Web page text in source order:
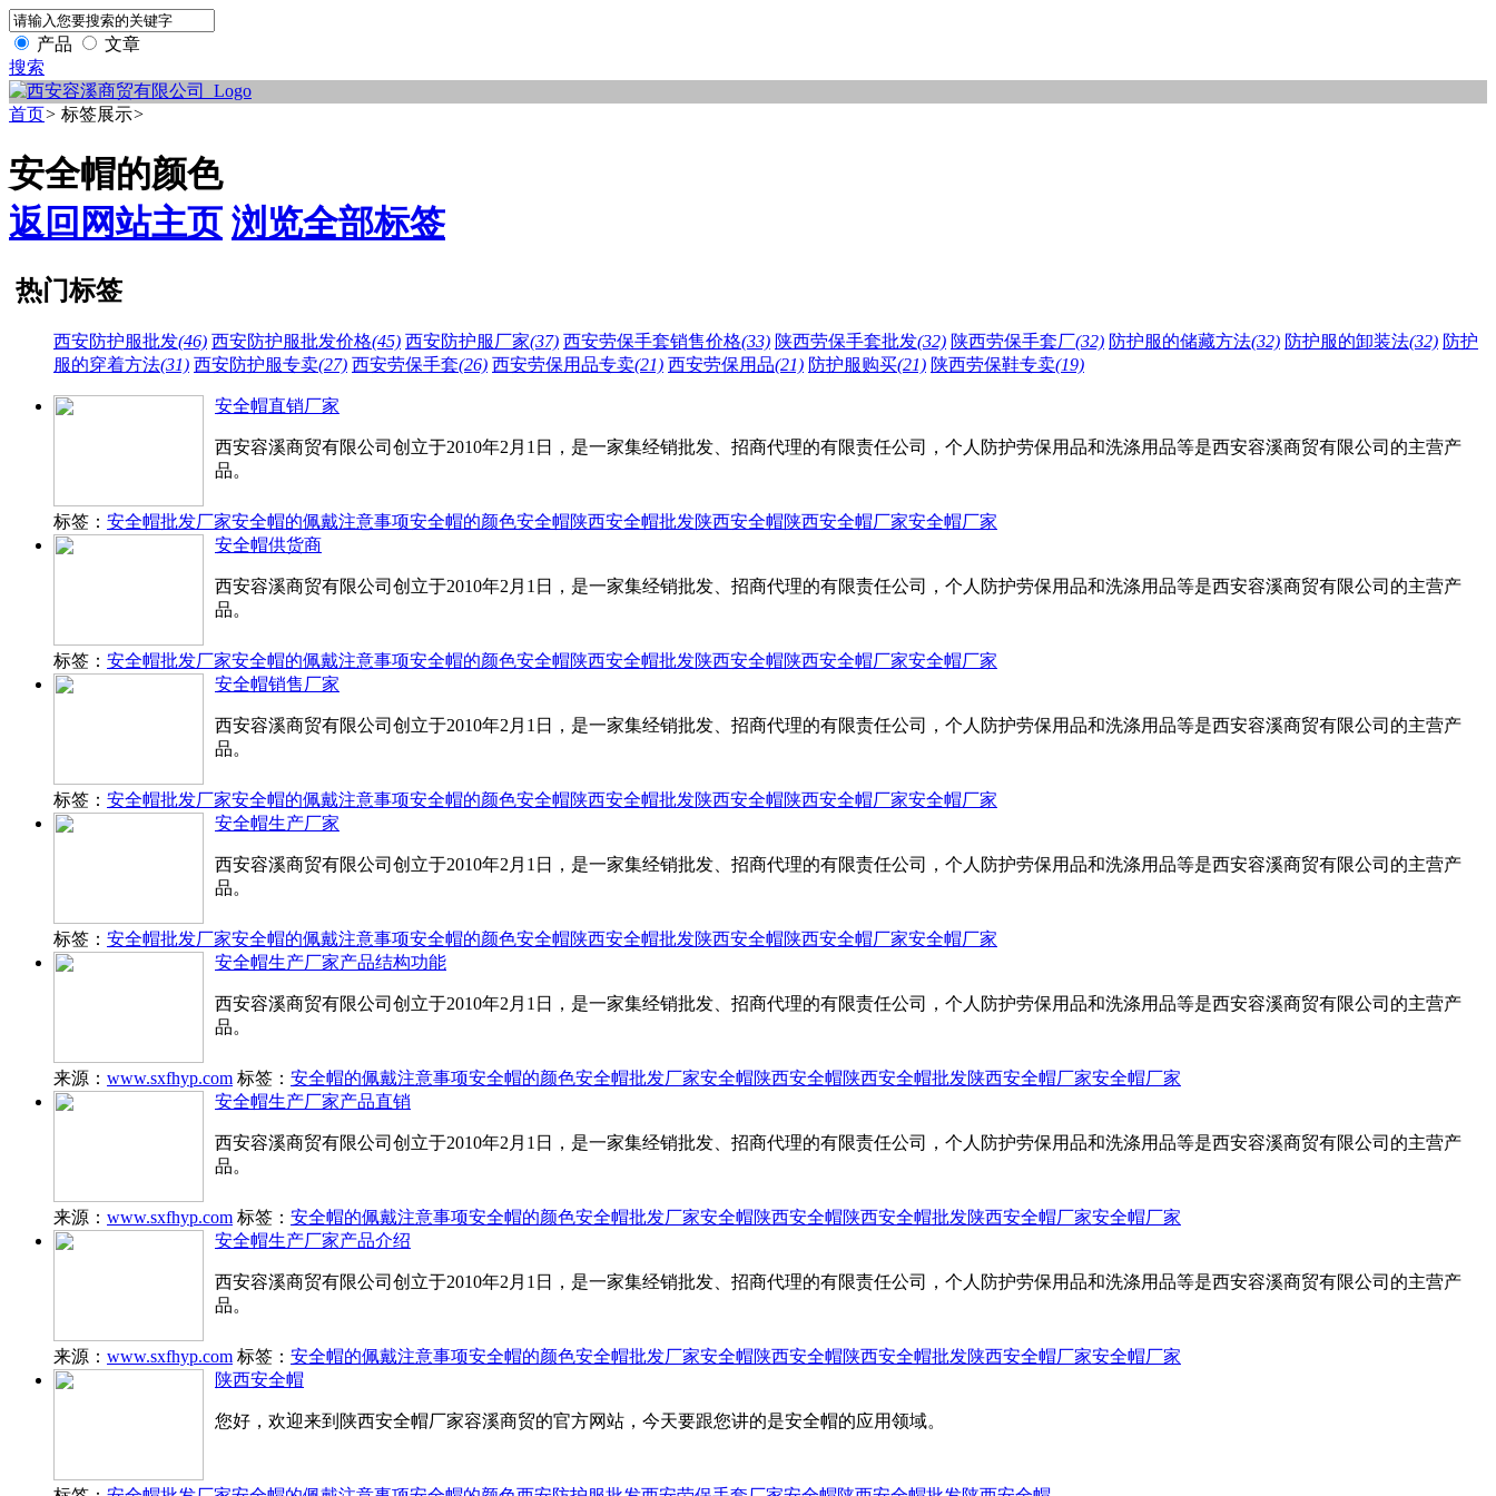
产品
文章
搜索
首页> 标签展示>
安全帽的颜色
返回网站主页 浏览全部标签
热门标签
西安防护服批发(46) 西安防护服批发价格(45) 西安防护服厂家(37) 西安劳保手套销售价格(33) 陕西劳保手套批发(32) 陕西劳保手套厂(32) 防护服的储藏方法(32) 防护服的卸装法(32) 防护
服的穿着方法(31) 西安防护服专卖(27) 西安劳保手套(26) 西安劳保用品专卖(21) 西安劳保用品(21) 防护服购买(21) 陕西劳保鞋专卖(19)
安全帽直销厂家
西安容溪商贸有限公司创立于2010年2月1日，是一家集经销批发、招商代理的有限责任公司，个人防护劳保用品和洗涤用品等是西安容溪商贸有限公司的主营产
品。
标签： 安全帽批发厂家安全帽的佩戴注意事项安全帽的颜色安全帽陕西安全帽批发陕西安全帽陕西安全帽厂家安全帽厂家
安全帽供货商
西安容溪商贸有限公司创立于2010年2月1日，是一家集经销批发、招商代理的有限责任公司，个人防护劳保用品和洗涤用品等是西安容溪商贸有限公司的主营产
品。
标签： 安全帽批发厂家安全帽的佩戴注意事项安全帽的颜色安全帽陕西安全帽批发陕西安全帽陕西安全帽厂家安全帽厂家
安全帽销售厂家
西安容溪商贸有限公司创立于2010年2月1日，是一家集经销批发、招商代理的有限责任公司，个人防护劳保用品和洗涤用品等是西安容溪商贸有限公司的主营产
品。
标签： 安全帽批发厂家安全帽的佩戴注意事项安全帽的颜色安全帽陕西安全帽批发陕西安全帽陕西安全帽厂家安全帽厂家
安全帽生产厂家
西安容溪商贸有限公司创立于2010年2月1日，是一家集经销批发、招商代理的有限责任公司，个人防护劳保用品和洗涤用品等是西安容溪商贸有限公司的主营产
品。
标签： 安全帽批发厂家安全帽的佩戴注意事项安全帽的颜色安全帽陕西安全帽批发陕西安全帽陕西安全帽厂家安全帽厂家
安全帽生产厂家产品结构功能
西安容溪商贸有限公司创立于2010年2月1日，是一家集经销批发、招商代理的有限责任公司，个人防护劳保用品和洗涤用品等是西安容溪商贸有限公司的主营产
品。
来源： www.sxfhyp.com 标签： 安全帽的佩戴注意事项安全帽的颜色安全帽批发厂家安全帽陕西安全帽陕西安全帽批发陕西安全帽厂家安全帽厂家
安全帽生产厂家产品直销
西安容溪商贸有限公司创立于2010年2月1日，是一家集经销批发、招商代理的有限责任公司，个人防护劳保用品和洗涤用品等是西安容溪商贸有限公司的主营产
品。
来源： www.sxfhyp.com 标签： 安全帽的佩戴注意事项安全帽的颜色安全帽批发厂家安全帽陕西安全帽陕西安全帽批发陕西安全帽厂家安全帽厂家
安全帽生产厂家产品介绍
西安容溪商贸有限公司创立于2010年2月1日，是一家集经销批发、招商代理的有限责任公司，个人防护劳保用品和洗涤用品等是西安容溪商贸有限公司的主营产
品。
来源： www.sxfhyp.com 标签： 安全帽的佩戴注意事项安全帽的颜色安全帽批发厂家安全帽陕西安全帽陕西安全帽批发陕西安全帽厂家安全帽厂家
陕西安全帽
您好，欢迎来到陕西安全帽厂家容溪商贸的官方网站，今天要跟您讲的是安全帽的应用领域。